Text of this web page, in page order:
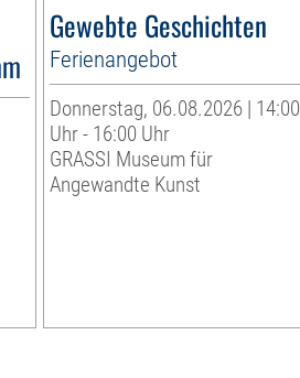
Gewebte Geschichten
Ferienangebot
Donnerstag, 06.08.2026 | 14:00
Uhr - 16:00 Uhr
GRASSI Museum für
Angewandte Kunst